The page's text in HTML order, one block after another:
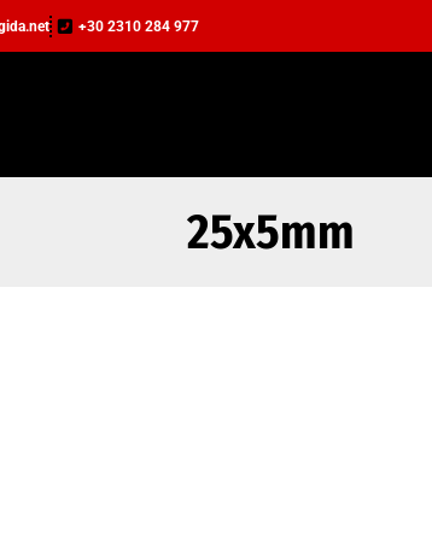
+30 2310 284 977
25x5mm